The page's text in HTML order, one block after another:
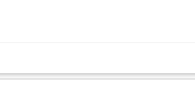
technicznych; Integracja poszczególnych zespołów